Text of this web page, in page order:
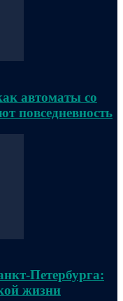
автоматы со
повседневность
Петербурга:
жизни